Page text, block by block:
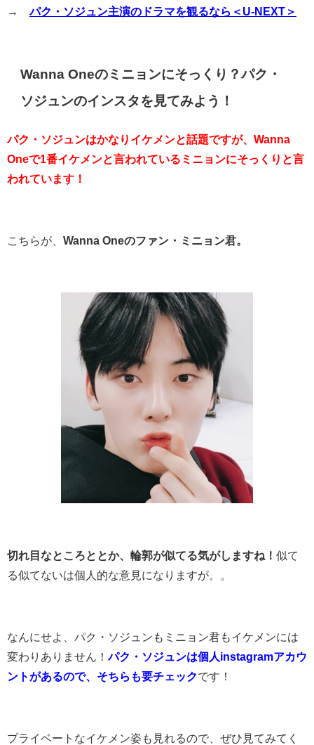
→パク・ソジュン主演のドラマを観るなら＜U-NEXT＞
Wanna Oneのミニョンにそっくり？パク・
ソジュンのインスタを見てみよう！
パク・ソジュンはかなりイケメンと話題ですが、Wanna
Oneで1番イケメンと言われているミニョンにそっくりと言
われています！
こちらが、 Wanna Oneのファン・ミニョン君。
切れ目なところととか、輪郭が似てる気がしますね！ 似て
る似てないは個人的な意見になりますが。。
なんにせよ、パク・ソジュンもミニョン君もイケメンには
変わりありません！ パク・ソジュンは個人instagramアカウ
ントがあるので、そちらも要チェックです！
プライベートなイケメン姿も見れるので、ぜひ見てみてく